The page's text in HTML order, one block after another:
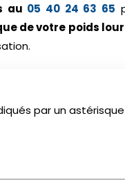
au 05 40 24 63 65
de votre poids
par un